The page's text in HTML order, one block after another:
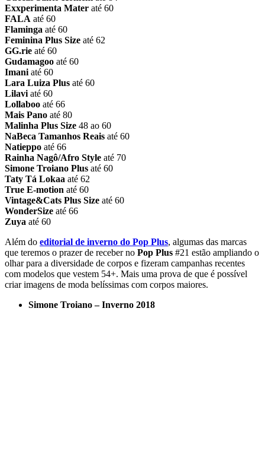
Exxperimenta Mater até 60
FALA até 60
Flaminga até 60
Feminina Plus Size até 62
GG.rie até 60
Gudamagoo até 60
Imani até 60
Lara Luiza Plus até 60
Lilavi até 60
Lollaboo até 66
Mais Pano até 80
Malinha Plus Size 48 ao 60
NaBeca Tamanhos Reais até 60
Natieppo até 66
Rainha Nagô/Afro Style até 70
Simone Troiano Plus até 60
Taty Tá Lokaa até 62
True E-motion até 60
Vintage&Cats Plus Size até 60
WonderSize até 66
Zuya até 60
Além do editorial de inverno do Pop Plus, algumas das marcas
que teremos o prazer de receber no Pop Plus #21 estão ampliando o
olhar para a diversidade de corpos e fizeram campanhas recentes
com modelos que vestem 54+. Mais uma prova de que é possível
criar imagens de moda belíssimas com corpos maiores.
Simone Troiano – Inverno 2018